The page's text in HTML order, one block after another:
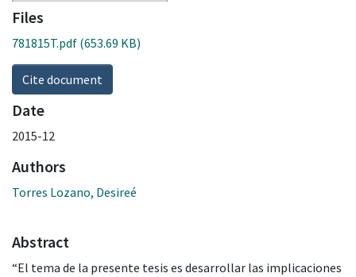
Files
781815T.pdf (653.69 KB)
Cite document
Date
2015-12
Authors
Torres Lozano, Desireé
Abstract
“El tema de la presente tesis es desarrollar las implicaciones